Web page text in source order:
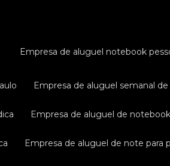
empresa de aluguel notebook
empresa de aluguel semanal
empresa de aluguel de
empresa de aluguel de note para